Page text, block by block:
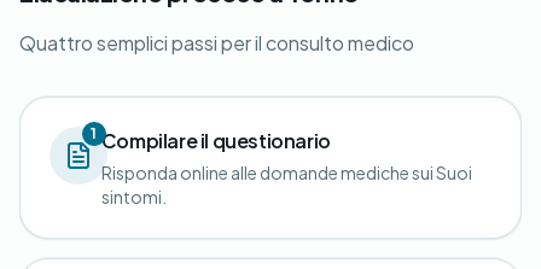
Quattro semplici passi per il consulto medico
1 Compilare il questionario
Risponda online alle domande mediche sui Suoi
sintomi.